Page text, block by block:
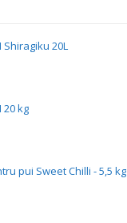
Shiragiku 20L
20 kg
pui Sweet Chilli - 5,5 kg